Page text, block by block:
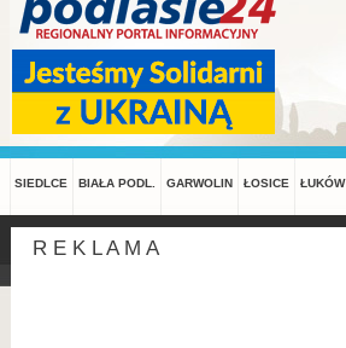
SIEDLCE BIAŁA PODL. GARWOLIN ŁOSICE ŁUKÓW
R E K L A M A